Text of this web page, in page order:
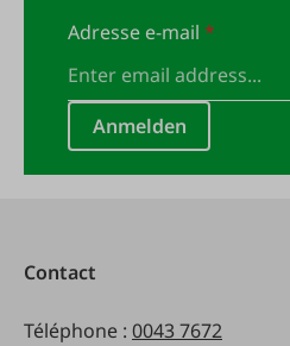
Adresse e-mail*
Anmelden
Contact
Téléphone : 0043 7672